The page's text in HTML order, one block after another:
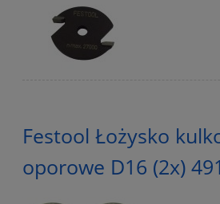
Festool Łożysko
oporowe D16 (2x)